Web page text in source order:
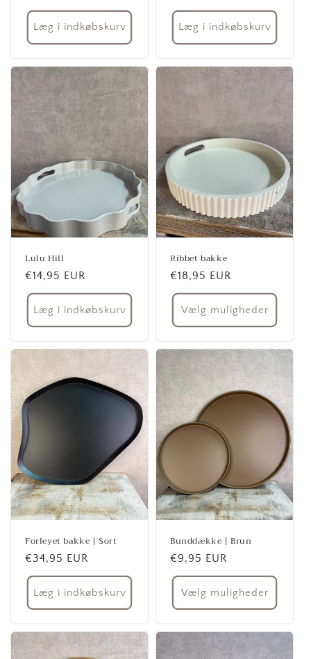
Læg i indkøbskurv Læg i indkøbskurv
Lulu Hill
Normalpris
€14,95 EUR
Læg i indkøbskurv
Ribbet bakke
Normalpris
€18,95 EUR
Vælg muligheder
Forleyet bakke | Sort
Normalpris
€34,95 EUR
Læg i indkøbskurv
Bunddække | Brun
Normalpris
€9,95 EUR
Vælg muligheder